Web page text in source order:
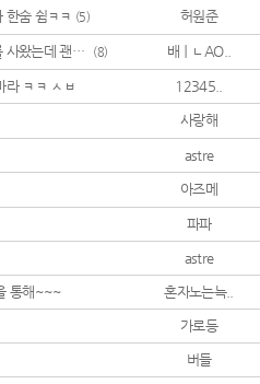
한숨 쉼ㅋㅋ (5) 허원준
아빠가 갑자기 혈압계를 사왔는데 괜히 찔림 (8) 배ㅣㄴAO..
라 ㅋㅋ ㅅㅂ 12345..
사랑해
astre
아즈메
파파
astre
통해~~~ 혼자노는늑..
가로등
버들